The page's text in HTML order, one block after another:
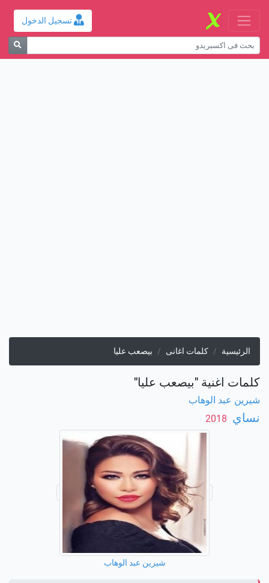
تسجيل الدخول
الرئيسية كلمات اغانى بيصعب عليا
كلمات اغنية "بيصعب عليا"
شيرين عبد الوهاب
نساي
شيرين عبد الوهاب